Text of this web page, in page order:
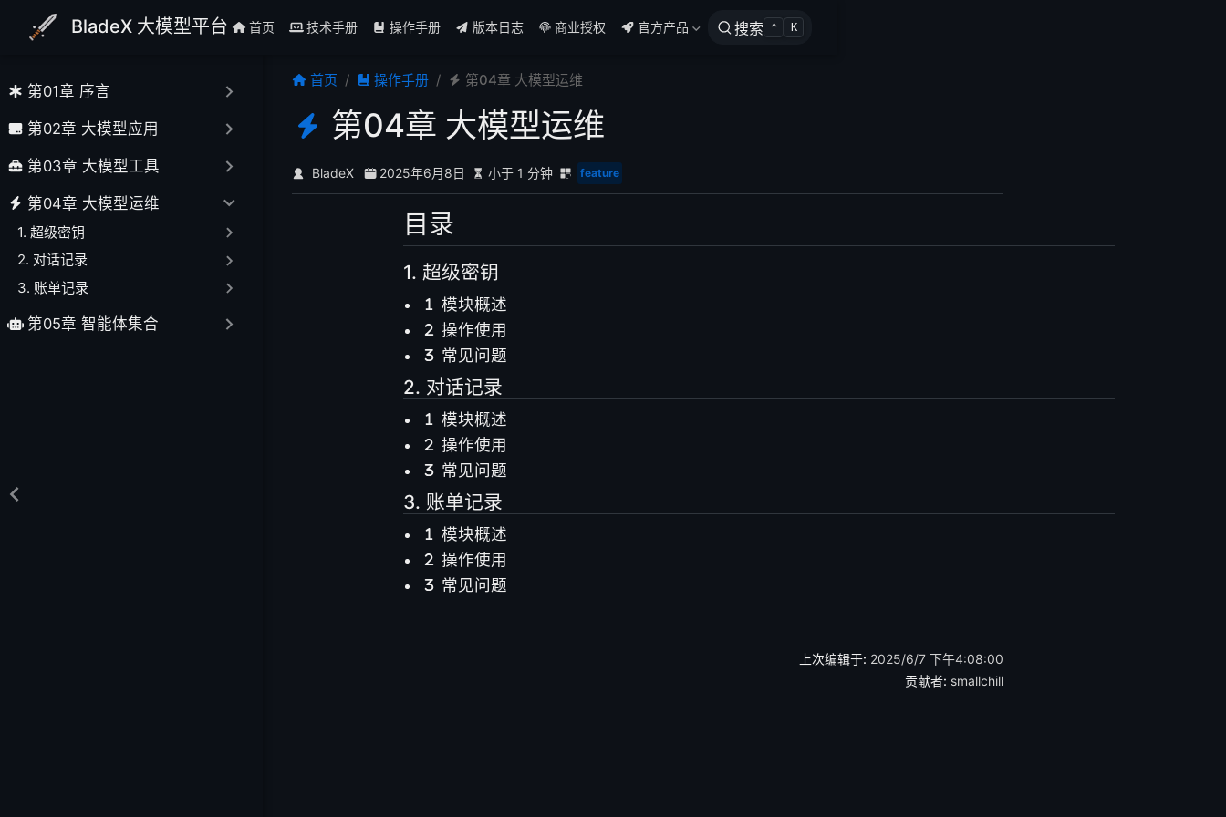
跳至主要內容
BladeX 大模型平台 首页 技术手册 操作手册 版本日志 商业授权 官方产品 搜索 ⌃ K
第01章 序言
第02章 大模型应用
第03章 大模型工具
第04章 大模型运维
1. 超级密钥
2. 对话记录
3. 账单记录
第05章 智能体集合
首页 操作手册 第04章 大模型运维
第04章 大模型运维
BladeX 2025年6月8日 小于 1 分钟 feature
目录
1. 超级密钥
模块概述
操作使用
常见问题
2. 对话记录
模块概述
操作使用
常见问题
3. 账单记录
模块概述
操作使用
常见问题
上次编辑于: 2025/6/7 下午4:08:00
贡献者: smallchill